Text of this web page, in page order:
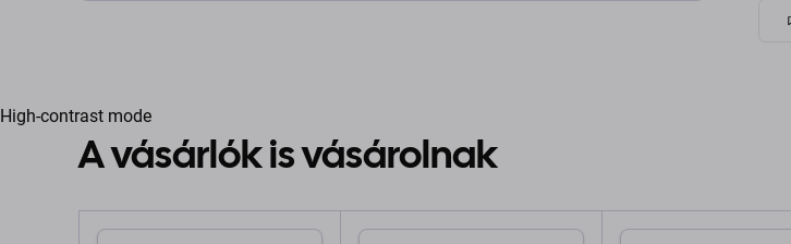
High-contrast mode
A vásárlók is vásárolnak